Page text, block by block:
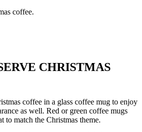
coffee.
CHRISTMAS
coffee in a glass coffee mug to enjoy
as well. Red or green coffee mugs
to match the Christmas theme.